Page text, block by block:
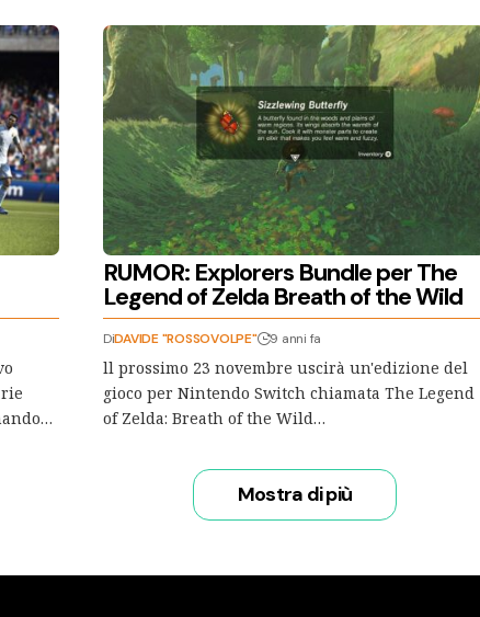
RUMOR: Explorers Bundle per The
Legend of Zelda Breath of the Wild
DiDAVIDE "ROSSOVOLPE" 9 anni fa
ll prossimo 23 novembre uscirà un'edizione del
gioco per Nintendo Switch chiamata The Legend
of Zelda: Breath of the Wild…
Mostra di più